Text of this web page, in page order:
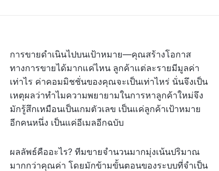
การขายดำเนินไปบนเป้าหมาย—คุณสร้างโอกาส
ทางการขายได้มากแค่ไหน ลูกค้าแต่ละรายมีมูลค่า
เท่าไร ค่าคอมมิชชั่นของคุณจะเป็นเท่าไหร่ นั่นจึงเป็น
เหตุผลว่าทำไมความพยายามในการหาลูกค้าใหม่จึง
มักรู้สึกเหมือนเป็นเกมตัวเลข เป็นแค่ลูกค้าเป้าหมาย
อีกคนหนึ่ง เป็นแค่อีเมลอีกฉบับ
ผลลัพธ์คืออะไร? ทีมขายจำนวนมากมุ่งเน้นปริมาณ
มากกว่าคุณค่า โดยมักข้ามขั้นตอนของระบบที่จำเป็น